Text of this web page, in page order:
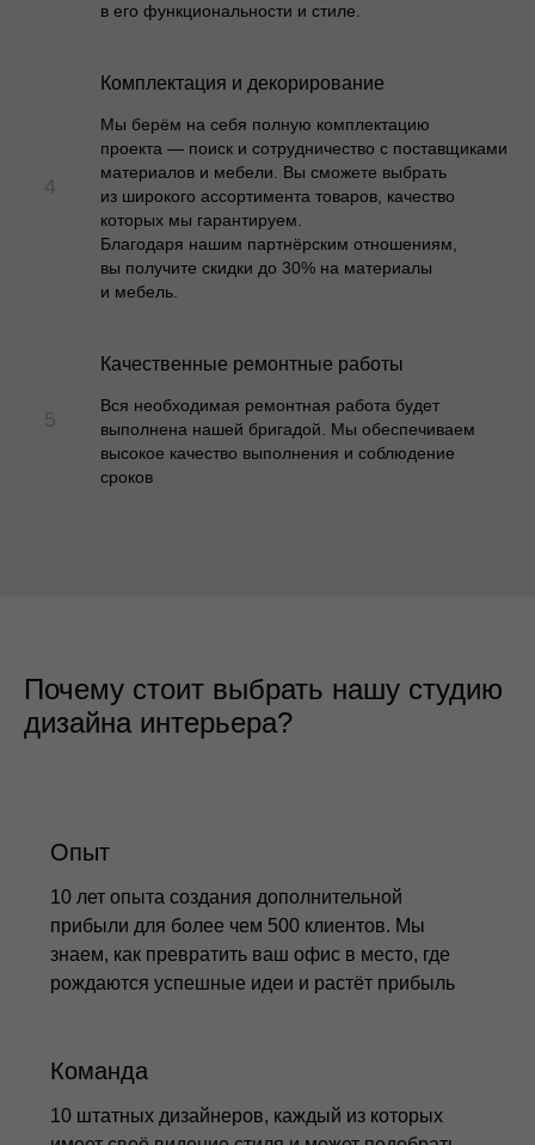
в его функциональности и стиле.
Комплектация и декорирование
Мы берём на себя полную комплектацию
проекта — поиск и сотрудничество с поставщиками
материалов и мебели. Вы сможете выбрать
из широкого ассортимента товаров, качество
которых мы гарантируем.
Благодаря нашим партнёрским отношениям,
вы получите скидки до 30% на материалы
и мебель.
Качественные ремонтные работы
Вся необходимая ремонтная работа будет
выполнена нашей бригадой. Мы обеспечиваем
высокое качество выполнения и соблюдение
сроков
Почему стоит выбрать нашу студию
дизайна интерьера?
Опыт
10 лет опыта создания дополнительной
прибыли для более чем 500 клиентов. Мы
знаем, как превратить ваш офис в место, где
рождаются успешные идеи и растёт прибыль
Команда
10 штатных дизайнеров, каждый из которых